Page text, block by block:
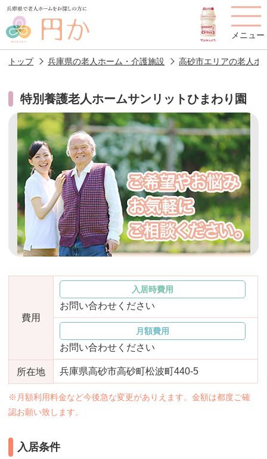
メニュー
老人ホームを
探す
円かについて 費用について
施設選びのポイント 施設をお探しの方へ
老人ホームの種類 よくあるご質問
スタッフ紹介 アクセス
相談者様の声 お役立ち情報
おすすめ施設特集 施設関係者の方へ
トップ 兵庫県の老人ホーム・介護施設 高砂市エリアの老人ホ
特別養護老人ホームサンリットひまわり園
費用
入居時費用
お問い合わせください
月額費用
お問い合わせください
所在地 兵庫県高砂市高砂町松波町440-5
※月額利用料金など今後急な変更がありえます。金額は都度ご確
認お願い致します。
入居条件